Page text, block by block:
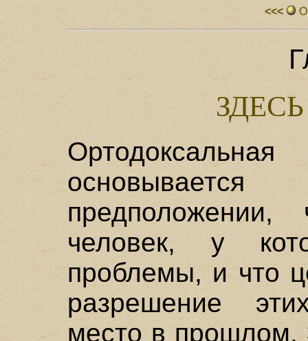
<<<
человек, у
проблемы, и что
разрешение
место в прошлом.